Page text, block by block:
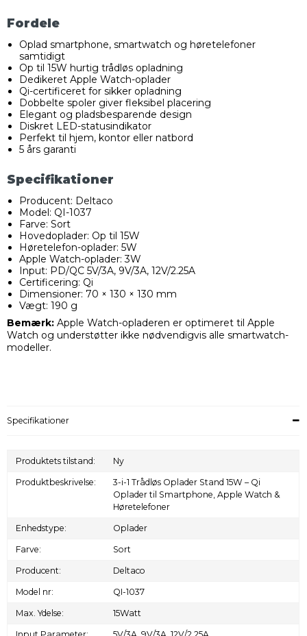
Fordele
Oplad smartphone, smartwatch og høretelefoner
samtidigt
Op til 15W hurtig trådløs opladning
Dedikeret Apple Watch-oplader
Qi-certificeret for sikker opladning
Dobbelte spoler giver fleksibel placering
Elegant og pladsbesparende design
Diskret LED-statusindikator
Perfekt til hjem, kontor eller natbord
5 års garanti
Specifikationer
Producent: Deltaco
Model: QI-1037
Farve: Sort
Hovedoplader: Op til 15W
Høretelefon-oplader: 5W
Apple Watch-oplader: 3W
Input: PD/QC 5V/3A, 9V/3A, 12V/2.25A
Certificering: Qi
Dimensioner: 70 × 130 × 130 mm
Vægt: 190 g
Bemærk: Apple Watch-opladeren er optimeret til Apple
Watch og understøtter ikke nødvendigvis alle smartwatch-
modeller.
Specifikationer
Produktets tilstand: Ny
Produktbeskrivelse:
3-i-1 Trådløs Oplader Stand 15W – Qi
Oplader til Smartphone, Apple Watch &
Høretelefoner
Enhedstype: Oplader
Farve: Sort
Producent: Deltaco
Model nr: QI-1037
Max. Ydelse: 15Watt